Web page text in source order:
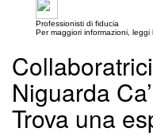
Professionisti di fiducia
Per maggiori informazioni, leggi
Niguarda
Trova una